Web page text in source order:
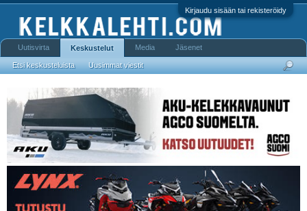
Kirjaudu sisään tai rekisteröidy
Uutisvirta Keskustelut
Etsi keskusteluista Uusimmat viestit
Media Jäsenet